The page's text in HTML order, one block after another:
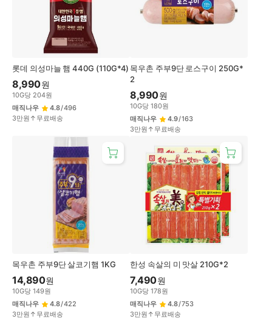
롯데 의성마늘 햄 440G (110G*4)
8,990원
10G당 204원
매직나우
4.8/496
3만원↑무료배송
목우촌 주부9단 로스구이 250G*
2
8,990원
10G당 180원
매직나우
4.9/163
3만원↑무료배송
목우촌 주부9단 살코기햄 1KG
14,890원
10G당 149원
매직나우
4.8/422
3만원↑무료배송
한성 속살의 미 맛살 210G*2
7,490원
10G당 178원
매직나우
4.8/753
3만원↑무료배송